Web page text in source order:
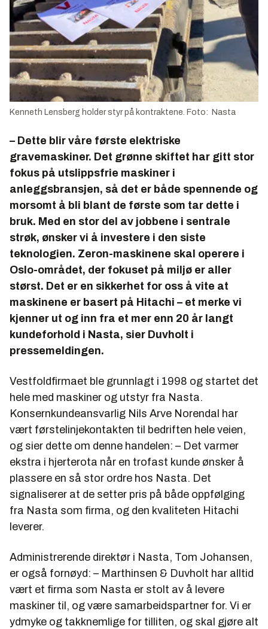
Kenneth Lensberg holder styr på kontraktene. Foto: Nasta
– Dette blir våre første elektriske
gravemaskiner. Det grønne skiftet har gitt stor
fokus på utslippsfrie maskiner i
anleggsbransjen, så det er både spennende og
morsomt å bli blant de første som tar dette i
bruk. Med en stor del av jobbene i sentrale
strøk, ønsker vi å investere i den siste
teknologien. Zeron-maskinene skal operere i
Oslo-området, der fokuset på miljø er aller
størst. Det er en sikkerhet for oss å vite at
maskinene er basert på Hitachi – et merke vi
kjenner ut og inn fra et mer enn 20 år langt
kundeforhold i Nasta, sier Duvholt i
pressemeldingen.
Vestfoldfirmaet ble grunnlagt i 1998 og startet det
hele med maskiner og utstyr fra Nasta.
Konsernkundeansvarlig Nils Arve Norendal har
vært førstelinjekontakten til bedriften hele veien,
og sier dette om denne handelen: – Det varmer
ekstra i hjerterota når en trofast kunde ønsker å
plassere en så stor ordre hos Nasta. Det
signaliserer at de setter pris på både oppfølging
fra Nasta som firma, og den kvaliteten Hitachi
leverer.
Administrerende direktør i Nasta, Tom Johansen,
er også fornøyd: – Marthinsen & Duvholt har alltid
vært et firma som Nasta er stolt av å levere
maskiner til, og være samarbeidspartner for. Vi er
ydmyke og takknemlige for tilliten, og skal gjøre alt